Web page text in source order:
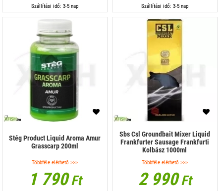
Szállítási idő: 3-5 nap Szállítási idő: 3-5 nap
Stég Product Liquid Aroma Amur
Grasscarp 200ml
Többféle elérhető >>>
1 790Ft
Sbs Csl Groundbait Mixer Liquid
Frankfurter Sausage Frankfurti
Kolbász 1000ml
Többféle elérhető >>>
2 990Ft